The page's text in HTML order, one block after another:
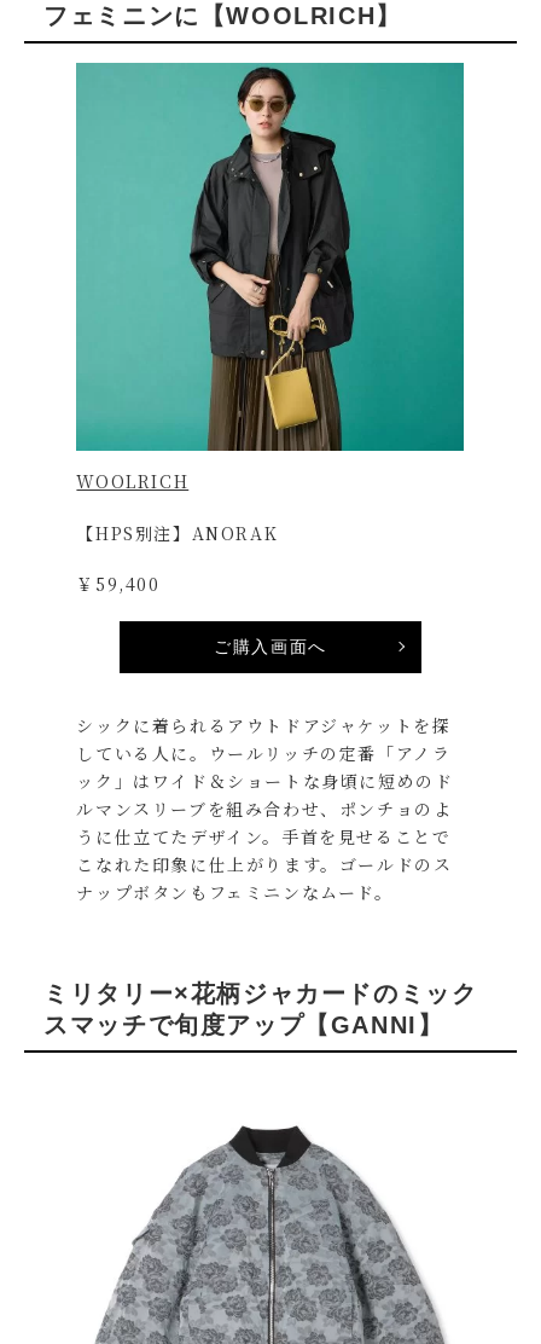
フェミニンに【WOOLRICH】
WOOLRICH
【HPS別注】ANORAK
￥59,400
ご購入画面へ
シックに着られるアウトドアジャケットを探
している人に。ウールリッチの定番「アノラ
ック」はワイド＆ショートな身頃に短めのド
ルマンスリーブを組み合わせ、ポンチョのよ
うに仕立てたデザイン。手首を見せることで
こなれた印象に仕上がります。ゴールドのス
ナップボタンもフェミニンなムード。
ミリタリー×花柄ジャカードのミック
スマッチで旬度アップ【GANNI】